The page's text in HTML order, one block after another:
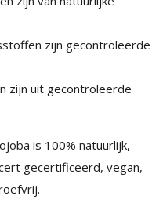
zijn gecontroleerde
zijn uit gecontroleerde
is 100% natuurlijk,
gecertificeerd, vegan,